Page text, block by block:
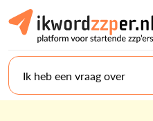
Ik heb een vraag over